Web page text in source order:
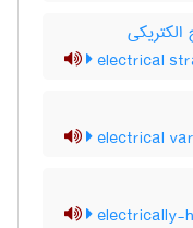
electrical
electrical
electrically-